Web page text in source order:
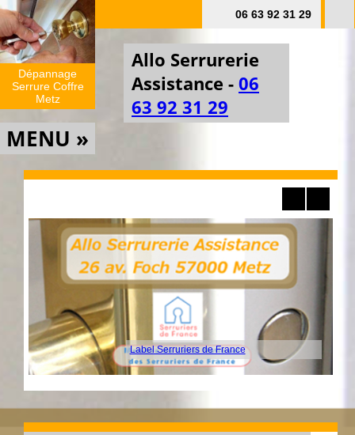
Dépannage
Serrure Coffre
Metz
Allo Serrurerie
Assistance - 06
63 92 31 29
06 63 92 31 29
MENU »
Label Serruriers de France